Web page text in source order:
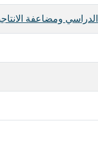
ومضاعفة